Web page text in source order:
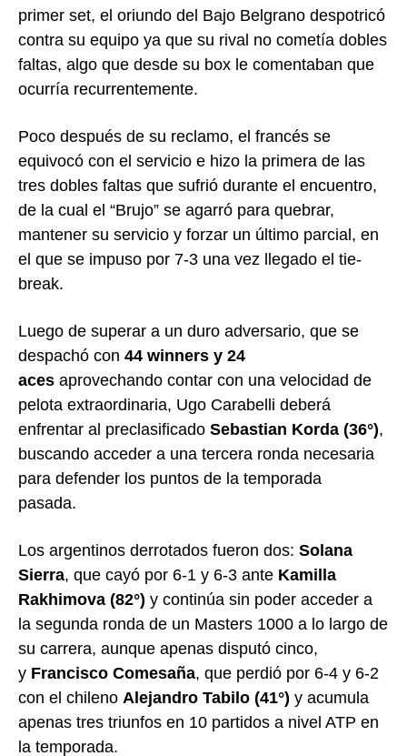
primer set, el oriundo del Bajo Belgrano despotricó
contra su equipo ya que su rival no cometía dobles
faltas, algo que desde su box le comentaban que
ocurría recurrentemente.
Poco después de su reclamo, el francés se
equivocó con el servicio e hizo la primera de las
tres dobles faltas que sufrió durante el encuentro,
de la cual el “Brujo” se agarró para quebrar,
mantener su servicio y forzar un último parcial, en
el que se impuso por 7-3 una vez llegado el tie-
break.
Luego de superar a un duro adversario, que se
despachó con 44 winners y 24
aces aprovechando contar con una velocidad de
pelota extraordinaria, Ugo Carabelli deberá
enfrentar al preclasificado Sebastian Korda (36°),
buscando acceder a una tercera ronda necesaria
para defender los puntos de la temporada
pasada.
Los argentinos derrotados fueron dos: Solana
Sierra, que cayó por 6-1 y 6-3 ante Kamilla
Rakhimova (82°) y continúa sin poder acceder a
la segunda ronda de un Masters 1000 a lo largo de
su carrera, aunque apenas disputó cinco,
y Francisco Comesaña, que perdió por 6-4 y 6-2
con el chileno Alejandro Tabilo (41°) y acumula
apenas tres triunfos en 10 partidos a nivel ATP en
la temporada.